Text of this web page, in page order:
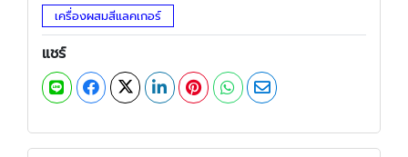
เครื่องผสมสีแลคเกอร์
แชร์